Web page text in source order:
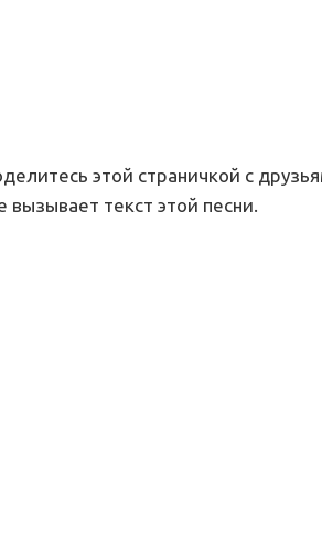
этой страничкой с
текст этой песни.